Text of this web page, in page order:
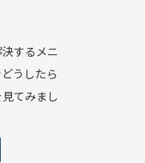
するメニ
うしたら
てみまし